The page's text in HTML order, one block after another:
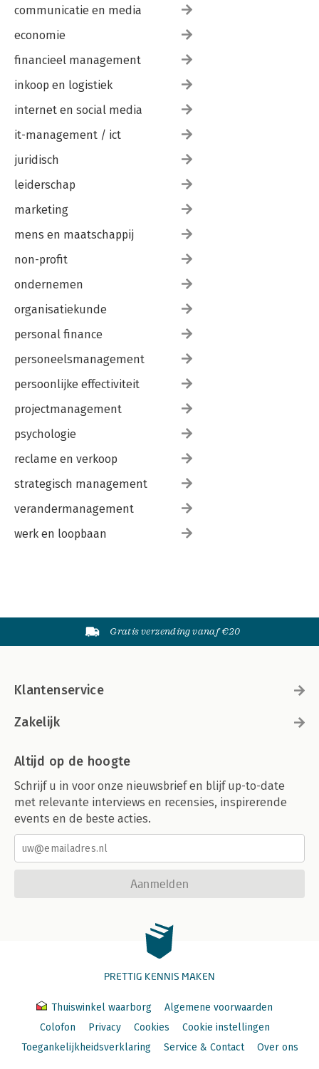
communicatie en media
economie
financieel management
inkoop en logistiek
internet en social media
it-management / ict
juridisch
leiderschap
marketing
mens en maatschappij
non-profit
ondernemen
organisatiekunde
personal finance
personeelsmanagement
persoonlijke effectiviteit
projectmanagement
psychologie
reclame en verkoop
strategisch management
verandermanagement
werk en loopbaan
Gratis verzending vanaf €20
Klantenservice
Zakelijk
Altijd op de hoogte
Schrijf u in voor onze nieuwsbrief en blijf up-to-date
met relevante interviews en recensies, inspirerende
events en de beste acties.
Aanmelden
PRETTIG KENNIS MAKEN
Thuiswinkel waarborg
Algemene voorwaarden
Colofon
Privacy Cookies
Cookie instellingen
Toegankelijkheidsverklaring
Service & Contact Over ons